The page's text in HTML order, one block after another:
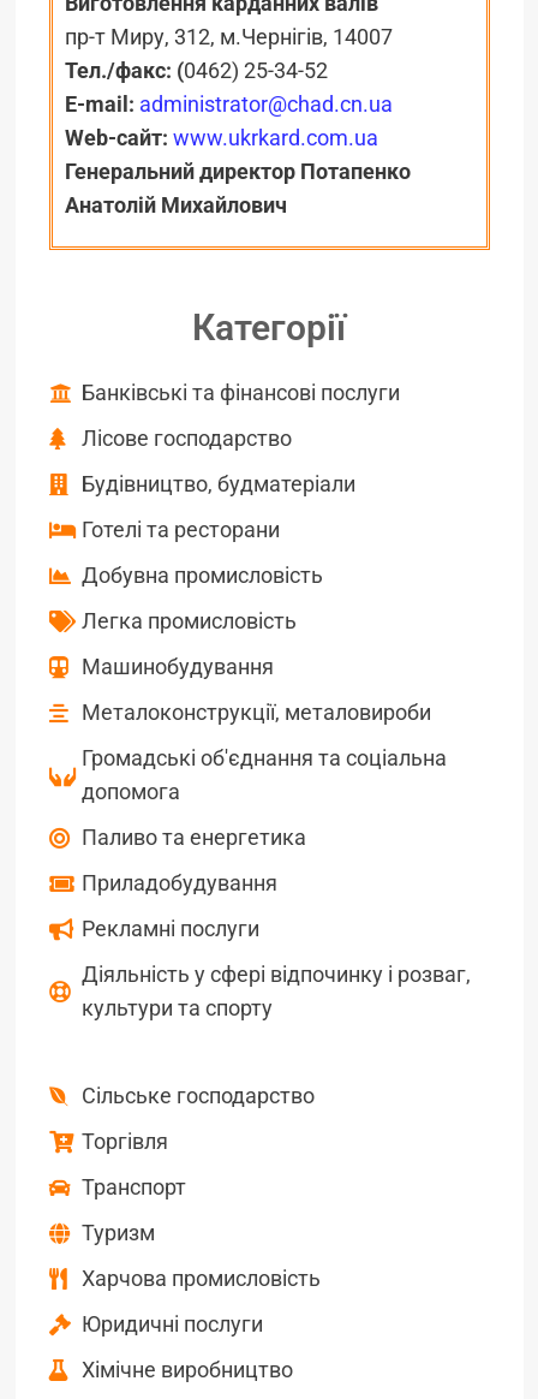
пр-т Миру, 312, м.Чернігів, 14007
Тел./факс: (0462) 25-34-52
E-mail: administrator@chad.cn.ua
Web-сайт: www.ukrkard.com.ua
Генеральний директор Потапенко
Анатолій Михайлович
Категорії
Банківські та фінансові послуги
Лісове господарство
Будівництво, будматеріали
Готелі та ресторани
Добувна промисловість
Легка промисловість
Машинобудування
Металоконструкції, металовироби
Громадські об'єднання та соціальна
допомога
Паливо та енергетика
Приладобудування
Рекламні послуги
Діяльність у сфері відпочинку і розваг,
культури та спорту
Сільське господарство
Торгівля
Транспорт
Туризм
Харчова промисловість
Юридичні послуги
Хімічне виробництво